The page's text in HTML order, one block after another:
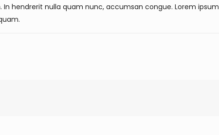
hendrerit nulla quam nunc, accumsan congue. Lorem ipsum